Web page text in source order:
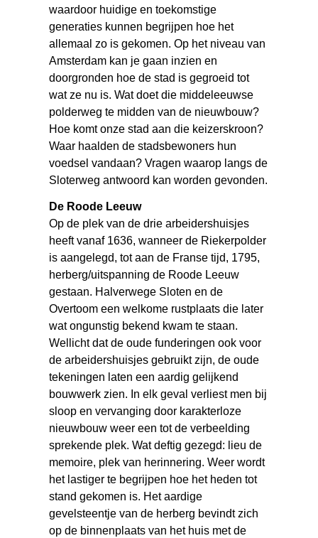
waardoor huidige en toekomstige
generaties kunnen begrijpen hoe het
allemaal zo is gekomen. Op het niveau van
Amsterdam kan je gaan inzien en
doorgronden hoe de stad is gegroeid tot
wat ze nu is. Wat doet die middeleeuwse
polderweg te midden van de nieuwbouw?
Hoe komt onze stad aan die keizerskroon?
Waar haalden de stadsbewoners hun
voedsel vandaan? Vragen waarop langs de
Sloterweg antwoord kan worden gevonden.
De Roode Leeuw
Op de plek van de drie arbeidershuisjes
heeft vanaf 1636, wanneer de Riekerpolder
is aangelegd, tot aan de Franse tijd, 1795,
herberg/uitspanning de Roode Leeuw
gestaan. Halverwege Sloten en de
Overtoom een welkome rustplaats die later
wat ongunstig bekend kwam te staan.
Wellicht dat de oude funderingen ook voor
de arbeidershuisjes gebruikt zijn, de oude
tekeningen laten een aardig gelijkend
bouwwerk zien. In elk geval verliest men bij
sloop en vervanging door karakterloze
nieuwbouw weer een tot de verbeelding
sprekende plek. Wat deftig gezegd: lieu de
memoire, plek van herinnering. Weer wordt
het lastiger te begrijpen hoe het heden tot
stand gekomen is. Het aardige
gevelsteentje van de herberg bevindt zich
op de binnenplaats van het huis met de